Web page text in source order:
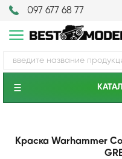
097 677 68 77
Краска Warhammer